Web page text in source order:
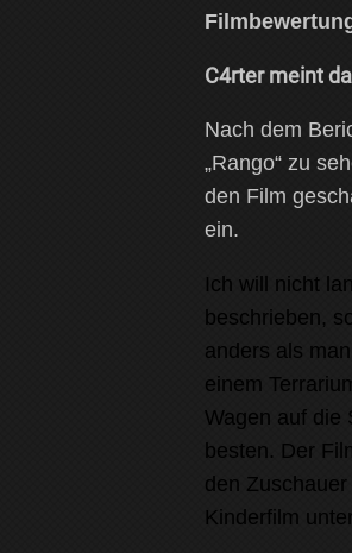
C4rter meint
Nach dem
„Rango“ zu
den Film
ein.
Ich will nicht
beschrieben,
anders als
einem
Wagen auf die
besten. Der
den
Kinderfilm